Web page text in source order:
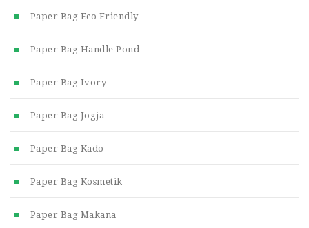
Paper Bag Eco Friendly
Paper Bag Handle Pond
Paper Bag Ivory
Paper Bag Jogja
Paper Bag Kado
Paper Bag Kosmetik
Paper Bag Makana